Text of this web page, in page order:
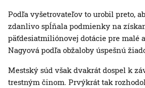
Podľa vyšetrovateľov to urobil preto,
zdanlivo spĺňala podmienky na
päťdesiatmiliónovej dotácie pre malé
Nagyová podľa obžaloby úspešnú
Mestský súd však dvakrát dospel k
trestným činom. Prvýkrát tak